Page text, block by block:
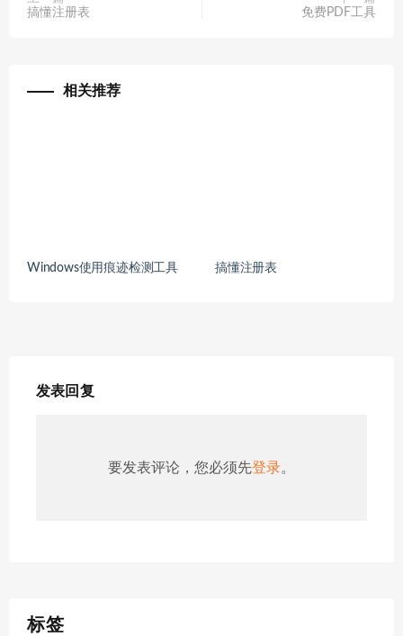
搞懂注册表
免费PDF工具
相关推荐
Windows使用痕迹检测工具 搞懂注册表
发表回复
要发表评论，您必须先登录。
标签